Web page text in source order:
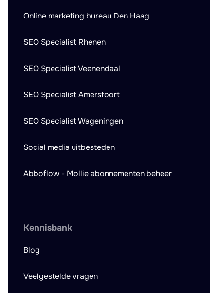
Online marketing bureau Den Haag
SEO Specialist Rhenen
SEO Specialist Veenendaal
SEO Specialist Amersfoort
SEO Specialist Wageningen
Social media uitbesteden
Abboflow - Mollie abonnementen beheer
Kennisbank
Blog
Veelgestelde vragen